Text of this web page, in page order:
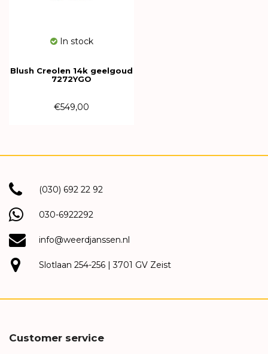
In stock
Blush Creolen 14k geelgoud
7272YGO
€549,00
(030) 692 22 92
030-6922292
info@weerdjanssen.nl
Slotlaan 254-256 | 3701 GV Zeist
Customer service